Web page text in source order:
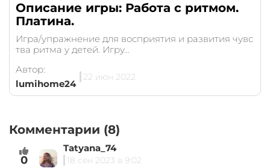
Описание игры: Работа с ритмом.
Платина.
Игра/упражнение для восприятия и развития чувс
тва ритма у детей. Игру...
Автор:
lumihome24
22 июн 2022
Комментарии (8)
0
Tatyana_74
18 сен 2023 в 9:02